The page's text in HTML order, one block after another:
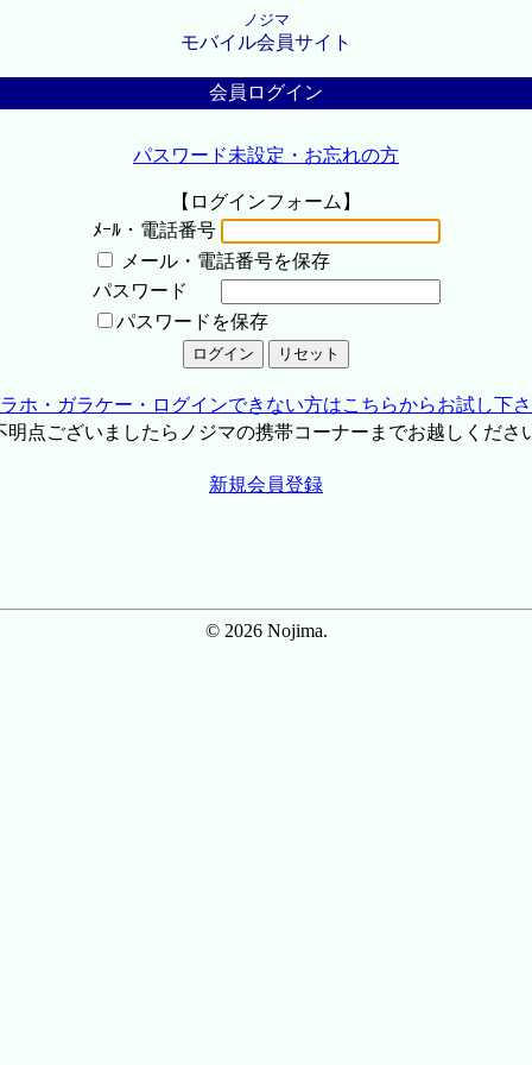
ノジマ
モバイル会員サイト
会員ログイン
パスワード未設定・お忘れの方
【ログインフォーム】
ﾒｰﾙ・電話番号
メール・電話番号を保存
パスワード
パスワードを保存
ホ・ガラケー・ログインできない方はこちらからお試し下
点ございましたらノジマの携帯コーナーまでお越しくださ
新規会員登録
© 2026 Nojima.